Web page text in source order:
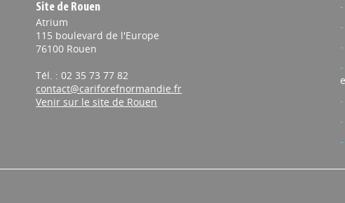
Site de Rouen
Atrium
115 boulevard de l'Europe
76100 Rouen
Tél. : 02 35 73 77 82
contact@cariforefnormandie.fr
Venir sur le site de Rouen